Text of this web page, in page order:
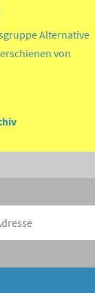
Alternative
von